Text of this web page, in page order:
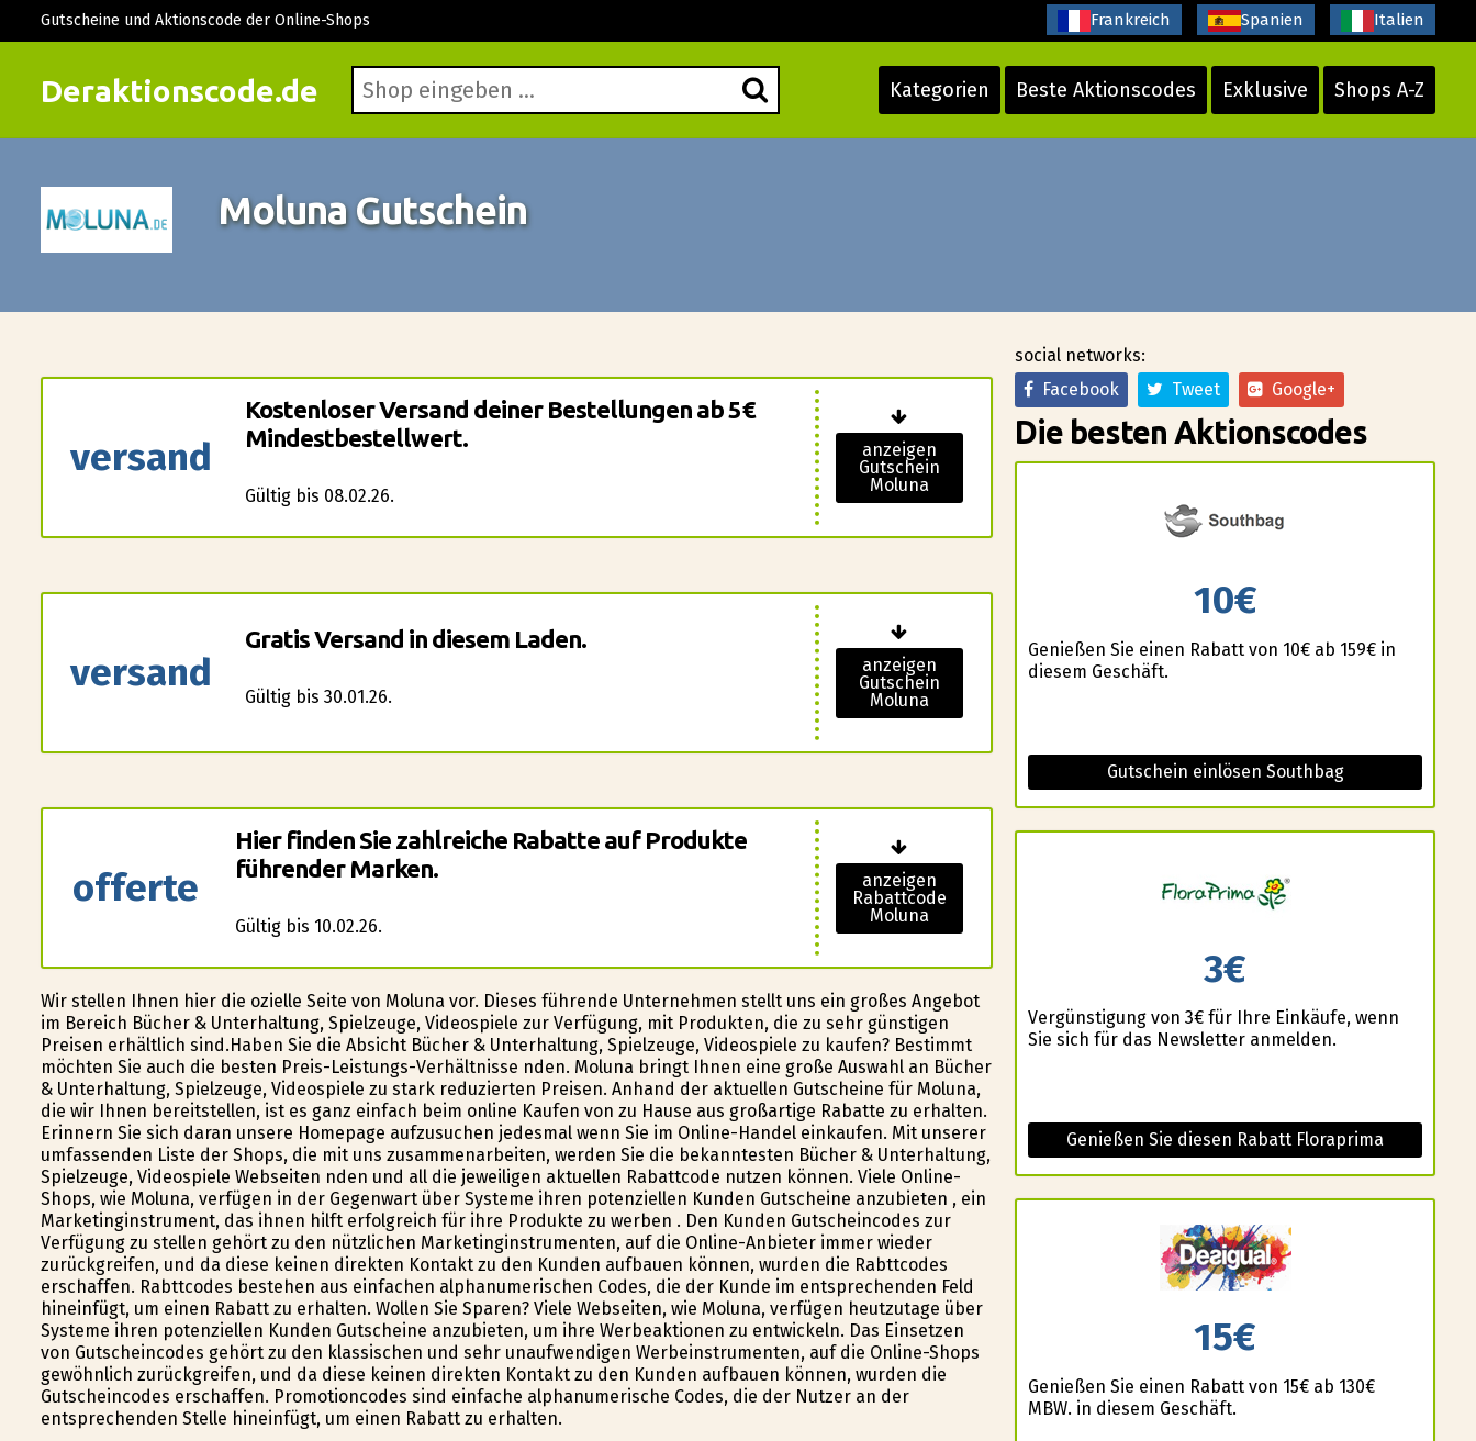
Deraktionscode.de Kategorien Beste Aktionscodes Exklusive Shops A-Z
Gutscheine und Aktionscode der Online-Shops Frankreich Spanien Italien
Moluna Gutschein
versand
Kostenloser Versand deiner Bestellungen ab 5€
Mindestbestellwert.
Gültig bis 08.02.26.
anzeigen
Gutschein
Moluna
versand
Gratis Versand in diesem Laden.
Gültig bis 30.01.26.
anzeigen
Gutschein
Moluna
offerte
Hier finden Sie zahlreiche Rabatte auf Produkte
führender Marken.
Gültig bis 10.02.26.
anzeigen
Rabattcode
Moluna
Wir stellen Ihnen hier die ofizielle Seite von Moluna vor. Dieses führende Unternehmen stellt uns ein großes Angebot
im Bereich Bücher & Unterhaltung, Spielzeuge, Videospiele zur Verfügung, mit Produkten, die zu sehr günstigen
Preisen erhältlich sind.Haben Sie die Absicht Bücher & Unterhaltung, Spielzeuge, Videospiele zu kaufen? Bestimmt
möchten Sie auch die besten Preis-Leistungs-Verhältnisse finden. Moluna bringt Ihnen eine große Auswahl an Bücher
& Unterhaltung, Spielzeuge, Videospiele zu stark reduzierten Preisen. Anhand der aktuellen Gutscheine für Moluna,
die wir Ihnen bereitstellen, ist es ganz einfach beim online Kaufen von zu Hause aus großartige Rabatte zu erhalten.
Erinnern Sie sich daran unsere Homepage aufzusuchen jedesmal wenn Sie im Online-Handel einkaufen. Mit unserer
umfassenden Liste der Shops, die mit uns zusammenarbeiten, werden Sie die bekanntesten Bücher & Unterhaltung,
Spielzeuge, Videospiele Webseiten finden und all die jeweiligen aktuellen Rabattcode nutzen können. Viele Online-
Shops, wie Moluna, verfügen in der Gegenwart über Systeme ihren potenziellen Kunden Gutscheine anzubieten , ein
Marketinginstrument, das ihnen hilft erfolgreich für ihre Produkte zu werben . Den Kunden Gutscheincodes zur
Verfügung zu stellen gehört zu den nützlichen Marketinginstrumenten, auf die Online-Anbieter immer wieder
zurückgreifen, und da diese keinen direkten Kontakt zu den Kunden aufbauen können, wurden die Rabttcodes
erschaffen. Rabttcodes bestehen aus einfachen alphanumerischen Codes, die der Kunde im entsprechenden Feld
hineinfügt, um einen Rabatt zu erhalten. Wollen Sie Sparen? Viele Webseiten, wie Moluna, verfügen heutzutage über
Systeme ihren potenziellen Kunden Gutscheine anzubieten, um ihre Werbeaktionen zu entwickeln. Das Einsetzen
von Gutscheincodes gehört zu den klassischen und sehr unaufwendigen Werbeinstrumenten, auf die Online-Shops
gewöhnlich zurückgreifen, und da diese keinen direkten Kontakt zu den Kunden aufbauen können, wurden die
Gutscheincodes erschaffen. Promotioncodes sind einfache alphanumerische Codes, die der Nutzer an der
entsprechenden Stelle hineinfügt, um einen Rabatt zu erhalten.
social networks:
Facebook
Tweet Google+
Die besten Aktionscodes
10€
Genießen Sie einen Rabatt von 10€ ab 159€ in
diesem Geschäft.
Gutschein einlösen Southbag
3€
Vergünstigung von 3€ für Ihre Einkäufe, wenn
Sie sich für das Newsletter anmelden.
Genießen Sie diesen Rabatt Floraprima
15€
Genießen Sie einen Rabatt von 15€ ab 130€
MBW. in diesem Geschäft.